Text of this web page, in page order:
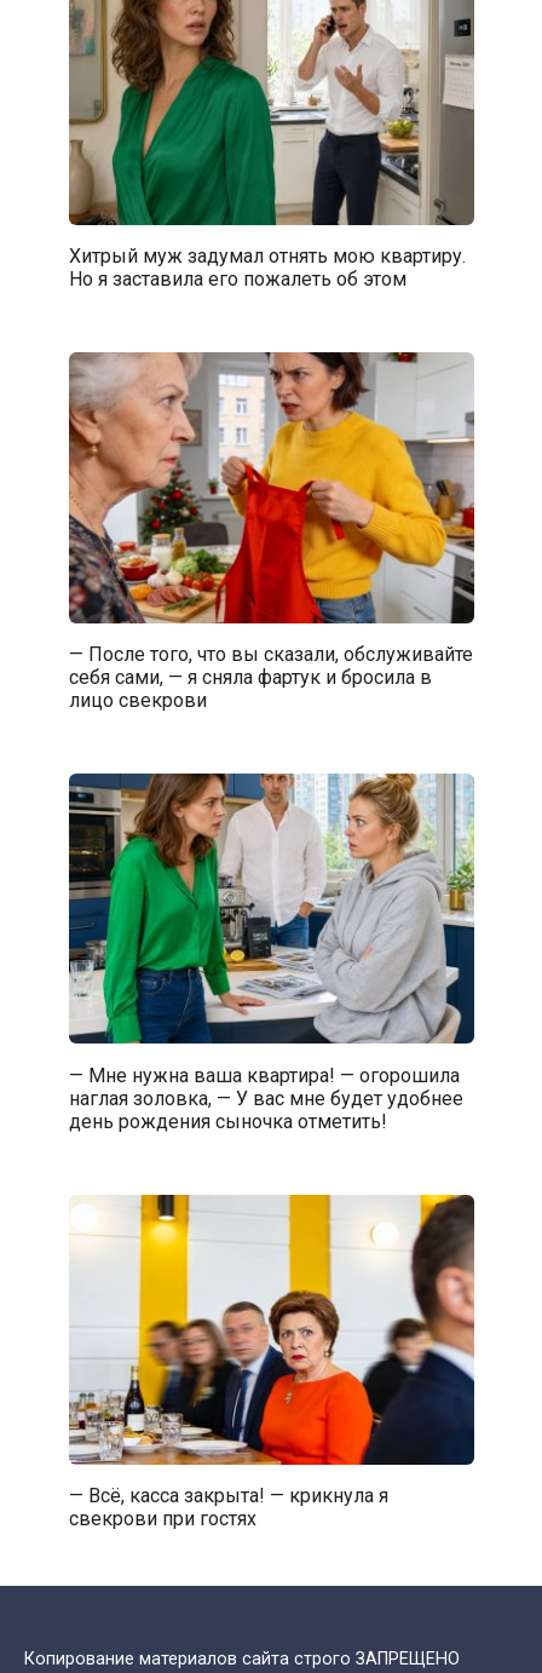
Хитрый муж задумал отнять мою квартиру.
Но я заставила его пожалеть об этом
— После того, что вы сказали, обслуживайте
себя сами, — я сняла фартук и бросила в
лицо свекрови
— Мне нужна ваша квартира! — огорошила
наглая золовка, — У вас мне будет удобнее
день рождения сыночка отметить!
— Всё, касса закрыта! — крикнула я
свекрови при гостях
Копирование материалов сайта строго ЗАПРЕЩЕНО